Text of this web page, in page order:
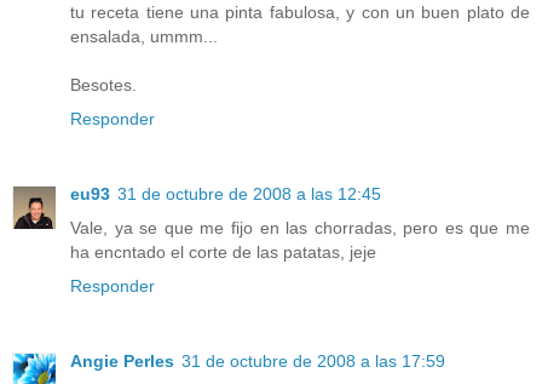
tu receta tiene una pinta fabulosa, y con un buen plato de
ensalada, ummm...
Besotes.
Responder
eu93 31 de octubre de 2008 a las 12:45
Vale, ya se que me fijo en las chorradas, pero es que me
ha encntado el corte de las patatas, jeje
Responder
Angie Perles 31 de octubre de 2008 a las 17:59